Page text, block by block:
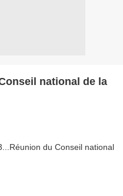
national de la